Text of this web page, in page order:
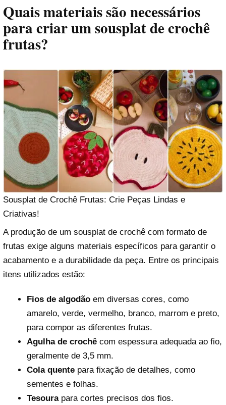
Quais materiais são necessários
para criar um sousplat de crochê
frutas?
Sousplat de Crochê Frutas: Crie Peças Lindas e
Criativas!
A produção de um sousplat de crochê com formato de
frutas exige alguns materiais específicos para garantir o
acabamento e a durabilidade da peça. Entre os principais
itens utilizados estão:
Fios de algodãoem diversas cores, como
amarelo, verde, vermelho, branco, marrom e preto,
para compor as diferentes frutas.
Agulha de crochêcom espessura adequada ao fio,
geralmente de 3,5 mm.
Cola quentepara fixação de detalhes, como
sementes e folhas.
Tesourapara cortes precisos dos fios.